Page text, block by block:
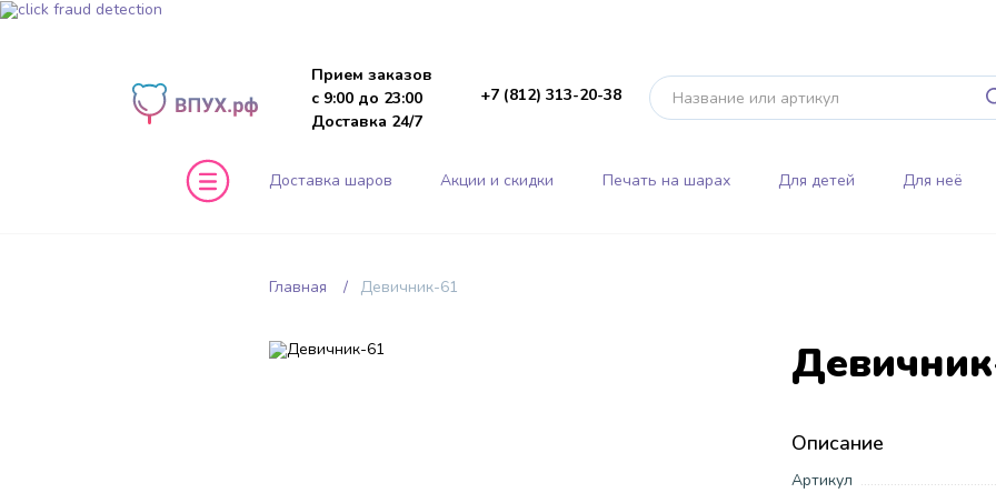
Прием заказов
с 9:00 до 23:00
Доставка 24/7
+7 (812) 313-20-38
Доставка шаров Акции и скидки Печать на шарах Для детей Для неё
Главная Девичник-61
Описание
Артикул